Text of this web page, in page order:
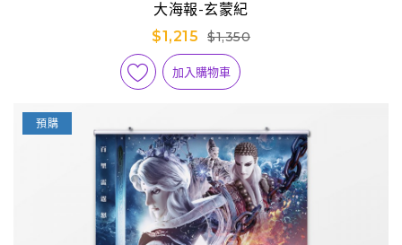
大海報-玄蒙紀
$1,215
$1,350
加入購物車
預購